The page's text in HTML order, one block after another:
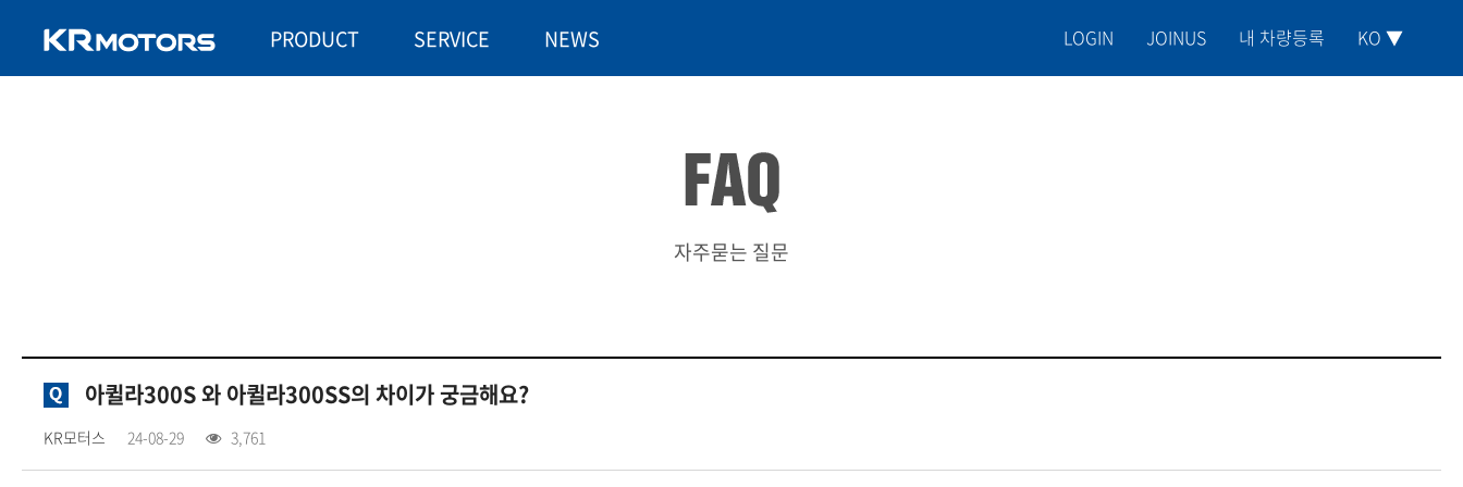
PRODUCT SERVICE NEWS LOGIN JOINUS 내 차량등록 KO ▼
자주묻는 질문
아퀼라300S 와 아퀼라300SS의 차이가 궁금해요?
KR모터스 24-08-29 3,761